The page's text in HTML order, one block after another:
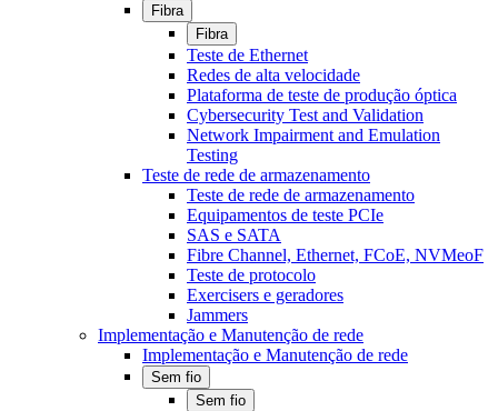
Fibra
Fibra
Teste de Ethernet
Redes de alta velocidade
Plataforma de teste de produção óptica
Cybersecurity Test and Validation
Network Impairment and Emulation
Testing
Teste de rede de armazenamento
Teste de rede de armazenamento
Equipamentos de teste PCIe
SAS e SATA
Fibre Channel, Ethernet, FCoE, NVMeoF
Teste de protocolo
Exercisers e geradores
Jammers
Implementação e Manutenção de rede
Implementação e Manutenção de rede
Sem fio
Sem fio